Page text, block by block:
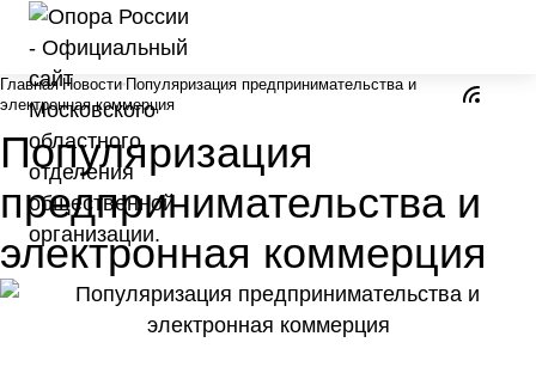
Главная Новости Популяризация предпринимательства и
электронная коммерция
Популяризация
предпринимательства и
электронная коммерция